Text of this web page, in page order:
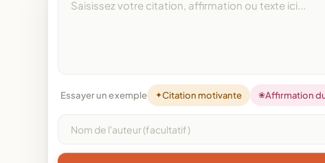
Essayer un exemple ✦Citation motivante ❀Affirmation